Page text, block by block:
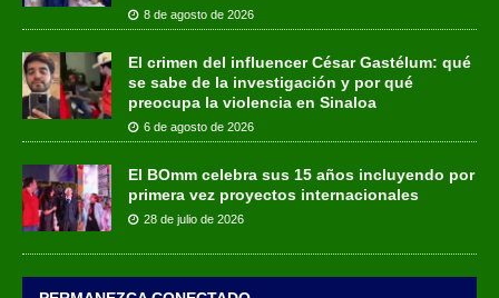
8 de agosto de 2026
El crimen del influencer César Gastélum: qué
se sabe de la investigación y por qué
preocupa la violencia en Sinaloa
6 de agosto de 2026
El BOmm celebra sus 15 años incluyendo por
primera vez proyectos internacionales
28 de julio de 2026